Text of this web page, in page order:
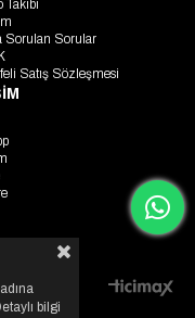
Takibi
Sorulan Sorular
Satış Sözleşmesi
bilgi